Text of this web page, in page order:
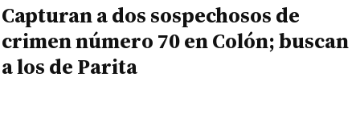
Capturan a dos sospechosos de
crimen número 70 en Colón; buscan
a los de Parita